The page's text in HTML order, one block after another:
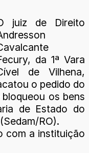
juiz de Direito
da 1ª Vara
de Vilhena,
o pedido do
os bens
de Estado do
RO).
com a instituição